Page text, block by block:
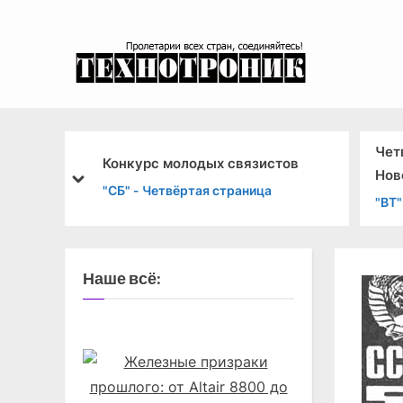
Конкурс молодых связистов
"СБ" - Четвёртая страница
prev
next
Наше всё: